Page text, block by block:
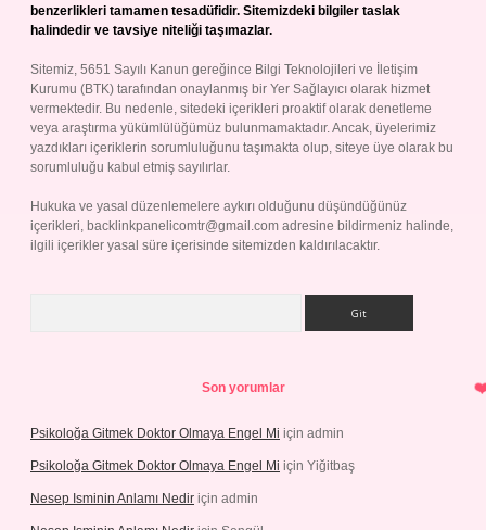
benzerlikleri tamamen tesadüfidir. Sitemizdeki bilgiler taslak
halindedir ve tavsiye niteliği taşımazlar.
Sitemiz, 5651 Sayılı Kanun gereğince Bilgi Teknolojileri ve İletişim
Kurumu (BTK) tarafından onaylanmış bir Yer Sağlayıcı olarak hizmet
vermektedir. Bu nedenle, sitedeki içerikleri proaktif olarak denetleme
veya araştırma yükümlülüğümüz bulunmamaktadır. Ancak, üyelerimiz
yazdıkları içeriklerin sorumluluğunu taşımakta olup, siteye üye olarak bu
sorumluluğu kabul etmiş sayılırlar.
Hukuka ve yasal düzenlemelere aykırı olduğunu düşündüğünüz
içerikleri, backlinkpanelicomtr@gmail.com adresine bildirmeniz halinde,
ilgili içerikler yasal süre içerisinde sitemizden kaldırılacaktır.
Son yorumlar
Psikoloğa Gitmek Doktor Olmaya Engel Mi için admin
Psikoloğa Gitmek Doktor Olmaya Engel Mi için Yiğitbaş
Nesep Isminin Anlamı Nedir için admin